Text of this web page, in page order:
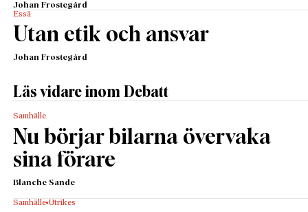
Johan Frostegård
Essä
Utan etik och ansvar
Johan Frostegård
Läs vidare inom Debatt
Samhälle
Nu börjar bilarna övervaka
sina förare
Blanche Sande
Samhälle Utrikes